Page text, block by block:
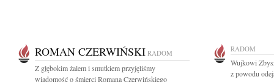
ROMAN CZERWIŃSKI RADOM
Z głębokim żalem i smutkiem przyjęliśmy
wiadomość o śmierci Romana Czerwińskiego
RADOM
Wujkowi
z powodu